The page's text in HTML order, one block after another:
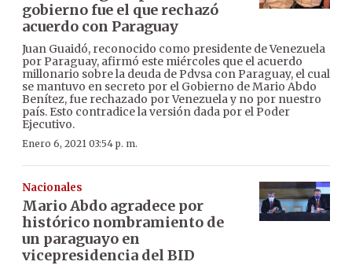
gobierno fue el que rechazó
acuerdo con Paraguay
Juan Guaidó, reconocido como presidente de Venezuela
por Paraguay, afirmó este miércoles que el acuerdo
millonario sobre la deuda de Pdvsa con Paraguay, el cual
se mantuvo en secreto por el Gobierno de Mario Abdo
Benítez, fue rechazado por Venezuela y no por nuestro
país. Esto contradice la versión dada por el Poder
Ejecutivo.
Enero 6, 2021 03:54 p. m.
Nacionales
Mario Abdo agradece por
histórico nombramiento de
un paraguayo en
vicepresidencia del BID